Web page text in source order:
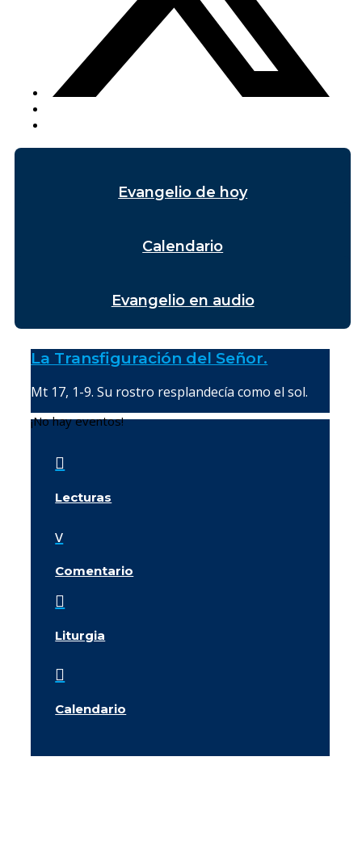
Evangelio de hoy
Calendario
Evangelio en audio
La Transfiguración del Señor.
Mt 17, 1-9. Su rostro resplandecía como el sol.
¡No hay eventos!

Lecturas
v
Comentario

Liturgia

Calendario